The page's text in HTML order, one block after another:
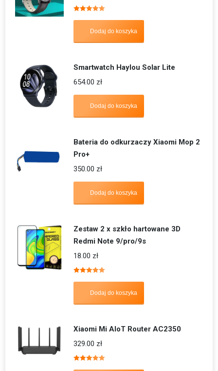
Dodaj do koszyka
Smartwatch Haylou Solar Lite
654.00 zł
Dodaj do koszyka
Bateria do odkurzaczy Xiaomi Mop 2
Pro+
350.00 zł
Dodaj do koszyka
Zestaw 2 x szkło hartowane 3D
Redmi Note 9/pro/9s
18.00 zł
Dodaj do koszyka
Xiaomi Mi AIoT Router AC2350
329.00 zł